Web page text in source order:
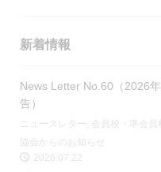
新着情報
News Letter No.60（2026
告）
ニュースレター 会員校・準会員
協会からのお知らせ
2026.07.22